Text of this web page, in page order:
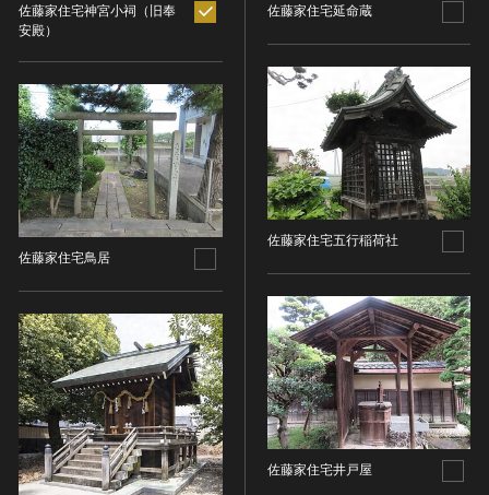
文化遺産データベース
国指定文化財等データベース
佐藤家住宅神宮小祠（旧奉
安殿）
佐藤家住宅鳥居
佐藤家住宅延命蔵
佐藤家住宅五行稲荷社
佐藤家住宅井戸屋
縄文 [日本]
弥生 [日本]
古墳 [日本]
飛鳥 [日本]
奈良 [日本]
平安 [日本]
鎌倉 [日本]
安土・桃山 [日本]
江戸 [日本]
明治 [日本]
大正 [日本]
昭和以降 [日本]
昭和 [日本]
分野
建造物
宗教建築
城郭建築
住居建築
日本画
油彩画
水彩
素描
東洋画(日本画を除く)
その他
所在地（都道府県）
所在地（都道府県）を選択
所在地（市区町村）
所在地（市区町村）を選択
指定区分
指定区分を選択
国宝
メディア（動画等）